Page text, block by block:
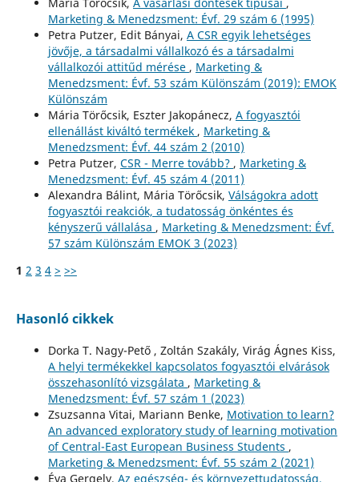
Marketing & Menedzsment: Évf. 29 szám 6 (1995)
Petra Putzer, Edit Bányai, A CSR egyik lehetséges
jövője, a társadalmi vállalkozó és a társadalmi
vállalkozói attitűd mérése , Marketing &
Menedzsment: Évf. 53 szám Különszám (2019): EMOK
Különszám
Mária Törőcsik, Eszter Jakopánecz, A fogyasztói
ellenállást kiváltó termékek , Marketing &
Menedzsment: Évf. 44 szám 2 (2010)
Petra Putzer, CSR - Merre tovább? , Marketing &
Menedzsment: Évf. 45 szám 4 (2011)
Alexandra Bálint, Mária Törőcsik, Válságokra adott
fogyasztói reakciók, a tudatosság önkéntes és
kényszerű vállalása , Marketing & Menedzsment: Évf.
57 szám Különszám EMOK 3 (2023)
1 2 3 4 > >>
Hasonló cikkek
Dorka T. Nagy-Pető , Zoltán Szakály, Virág Ágnes Kiss,
A helyi termékekkel kapcsolatos fogyasztói elvárások
összehasonlító vizsgálata , Marketing &
Menedzsment: Évf. 57 szám 1 (2023)
Zsuzsanna Vitai, Mariann Benke, Motivation to learn?
An advanced exploratory study of learning motivation
of Central-East European Business Students ,
Marketing & Menedzsment: Évf. 55 szám 2 (2021)
Éva Gergely, Az egészség- és környezettudatosság,